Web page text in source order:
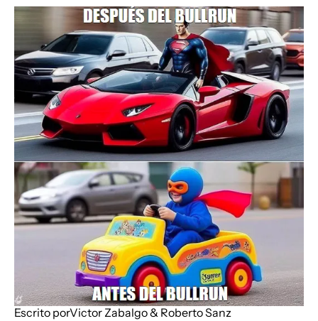
Apple Podcast
Description
Amazon Podcast
Description
YouTube Music
Description
Podimo
Description
Escrito porVictor Zabalgo & Roberto Sanz